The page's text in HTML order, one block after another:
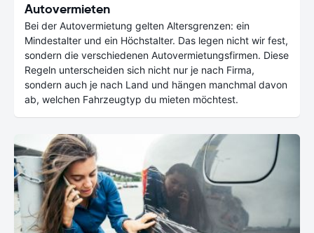
Autovermieten
Bei der Autovermietung gelten Altersgrenzen: ein
Mindestalter und ein Höchstalter. Das legen nicht wir fest,
sondern die verschiedenen Autovermietungsfirmen. Diese
Regeln unterscheiden sich nicht nur je nach Firma,
sondern auch je nach Land und hängen manchmal davon
ab, welchen Fahrzeugtyp du mieten möchtest.